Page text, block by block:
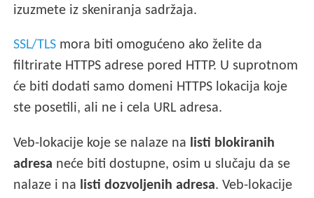
izuzmete iz skeniranja sadržaja.
SSL/TLS mora biti omogućeno ako želite da
filtrirate HTTPS adrese pored HTTP. U suprotnom
će biti dodati samo domeni HTTPS lokacija koje
ste posetili, ali ne i cela URL adresa.
Veb-lokacije koje se nalaze na listi blokiranih
adresa neće biti dostupne, osim u slučaju da se
nalaze i na listi dozvoljenih adresa. Veb-lokacije